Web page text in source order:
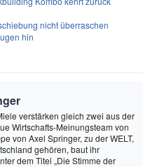
nicht überraschen
hin
verstärken gleich zwei aus der
Wirtschafts-Meinungsteam von
von Axel Springer, zu der WELT,
gehören, baut ihr
dem Titel „Die Stimme der